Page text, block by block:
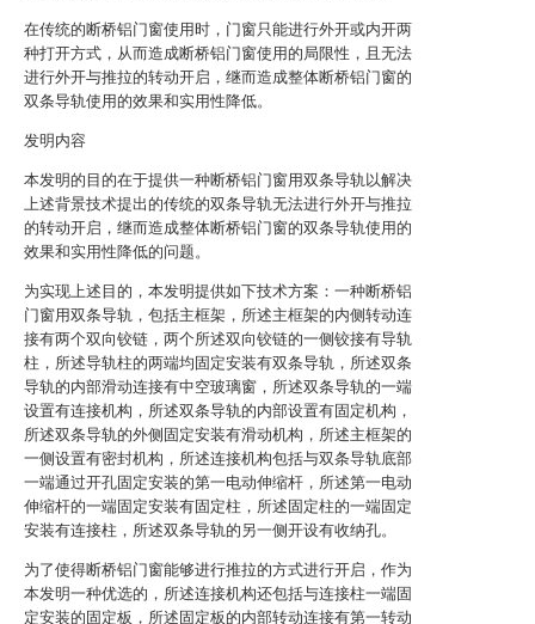
在传统的断桥铝门窗使用时，门窗只能进行外开或内开两
种打开方式，从而造成断桥铝门窗使用的局限性，且无法
进行外开与推拉的转动开启，继而造成整体断桥铝门窗的
双条导轨使用的效果和实用性降低。
发明内容
本发明的目的在于提供一种断桥铝门窗用双条导轨以解决
上述背景技术提出的传统的双条导轨无法进行外开与推拉
的转动开启，继而造成整体断桥铝门窗的双条导轨使用的
效果和实用性降低的问题。
为实现上述目的，本发明提供如下技术方案：一种断桥铝
门窗用双条导轨，包括主框架，所述主框架的内侧转动连
接有两个双向铰链，两个所述双向铰链的一侧铰接有导轨
柱，所述导轨柱的两端均固定安装有双条导轨，所述双条
导轨的内部滑动连接有中空玻璃窗，所述双条导轨的一端
设置有连接机构，所述双条导轨的内部设置有固定机构，
所述双条导轨的外侧固定安装有滑动机构，所述主框架的
一侧设置有密封机构，所述连接机构包括与双条导轨底部
一端通过开孔固定安装的第一电动伸缩杆，所述第一电动
伸缩杆的一端固定安装有固定柱，所述固定柱的一端固定
安装有连接柱，所述双条导轨的另一侧开设有收纳孔。
为了使得断桥铝门窗能够进行推拉的方式进行开启，作为
本发明一种优选的，所述连接机构还包括与连接柱一端固
定安装的固定板，所述固定板的内部转动连接有第一转动